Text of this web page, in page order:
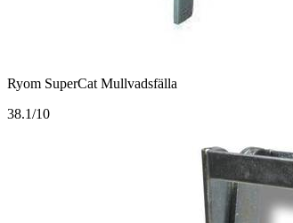
Ryom SuperCat Mullvadsfälla
38.1/10